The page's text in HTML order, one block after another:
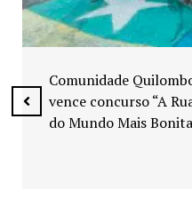
Exposição “Arte em
espaços públicos de